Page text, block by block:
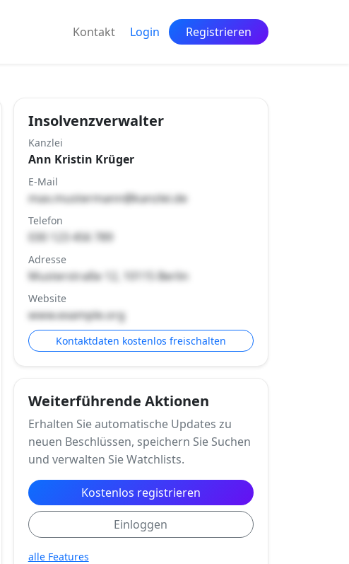
Kontakt Login Registrieren
Insolvenzverwalter
Kanzlei
Ann Kristin Krüger
E-Mail
max.mustermann@kanzlei.de
Telefon
030 123 456 789
Adresse
Musterstraße 12, 10115 Berlin
Website
www.example.org
Kontaktdaten kostenlos freischalten
Weiterführende Aktionen
Erhalten Sie automatische Updates zu
neuen Beschlüssen, speichern Sie Suchen
und verwalten Sie Watchlists.
Kostenlos registrieren
Einloggen
alle Features